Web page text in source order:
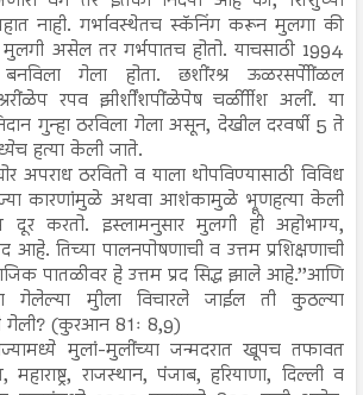
नाही. गर्भावस्थेतच स्कॅनिंग करून मुलगा की
असेल तर गर्भपातच होतो. याचसाठी 1994
गेला होता. छशींरश्र ऊळरसपेीींळल
रपव झीर्शींशपींळेपेष चर्ळीीीश अलीं. या
गुन्हा ठरविला गेला असून, देखील दरवर्षी 5 ते
हत्या केली जाते.
अपराध ठरवितो व याला थोपविण्यासाठी विविध
ज्या कारणांमुळे अथवा आशंकामुळे भ्रूणहत्या केली
दूर करतो. इस्लामनुसार मुलगी ही अहोभाग्य,
तिच्या पालनपोषणाची व उत्तम प्रशिक्षणाची
पातळीवर हे उत्तम प्रद सिद्ध झाले आहे.’’आणि
गेलेल्या मुीला विचारले जाईल ती कुठल्या
गेली? (कुरआन 81ः 8,9)
मुलां-मुलींच्या जन्मदरात खूपच तफावत
राजस्थान, पंजाब, हरियाणा, दिल्ली व